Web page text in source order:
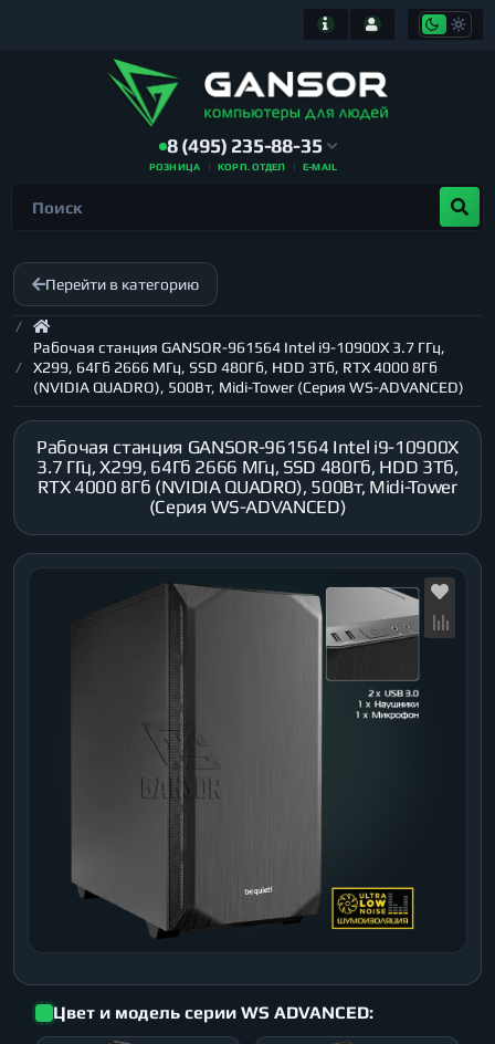
8 (495) 235-88-35
РОЗНИЦА КОРП. ОТДЕЛ E-MAIL
Перейти в категорию
Рабочая станция GANSOR-961564 Intel i9-10900X 3.7 ГГц,
X299, 64Гб 2666 МГц, SSD 480Гб, HDD 3Тб, RTX 4000 8Гб
(NVIDIA QUADRO), 500Вт, Midi-Tower (Серия WS-ADVANCED)
Рабочая станция GANSOR-961564 Intel i9-10900X
3.7 ГГц, X299, 64Гб 2666 МГц, SSD 480Гб, HDD 3Тб,
RTX 4000 8Гб (NVIDIA QUADRO), 500Вт, Midi-Tower
(Серия WS-ADVANCED)
Цвет и модель серии WS ADVANCED: